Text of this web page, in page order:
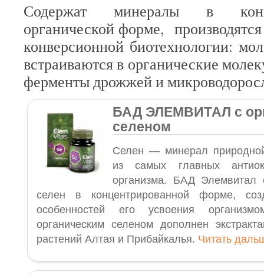
Содержат минералы в
органической форме,
конверсионной биотехнологии:
встраиваются в органические
ферменты дрожжей и
БАД ЭЛЕМВИТАЛ с
селеном
Селен — минерал
из самых главных
организма. БАД Элемвитал
селен в концентрированной форме,
особенностей его усвоения
органическим селеном дополнен
растений Алтая и Прибайкалья. Читать